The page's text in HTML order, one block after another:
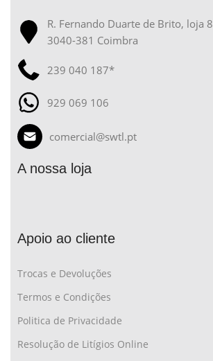
R. Fernando Duarte de Brito, loja 8
3040-381 Coimbra
239 040 187*
929 069 106
comercial@swtl.pt
A nossa loja
Apoio ao cliente
Trocas e Devoluções
Termos e Condições
Politica de Privacidade
Resolução de Litígios Online